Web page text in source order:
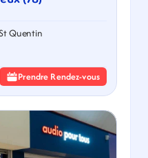
Quentin
Prendre Rendez-vous